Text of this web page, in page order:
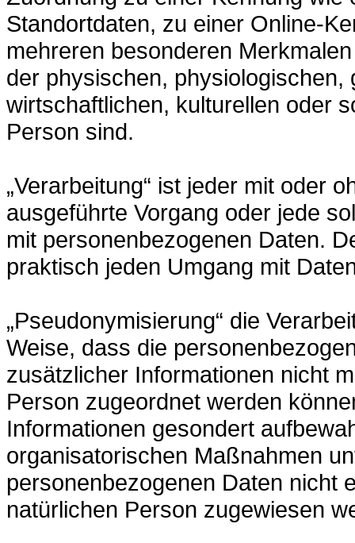
Standortdaten, zu einer Online-
mehreren besonderen
der physischen,
wirtschaftlichen, kulturellen oder
Person sind.
„Verarbeitung“ ist jeder mit oder
ausgeführte Vorgang oder jede
mit personenbezogenen Daten.
praktisch jeden Umgang mit
„Pseudonymisierung“ die
Weise, dass die
zusätzlicher Informationen nicht
Person zugeordnet werden
Informationen gesondert
organisatorischen Maßnahmen
personenbezogenen Daten nicht
natürlichen Person zugewiesen